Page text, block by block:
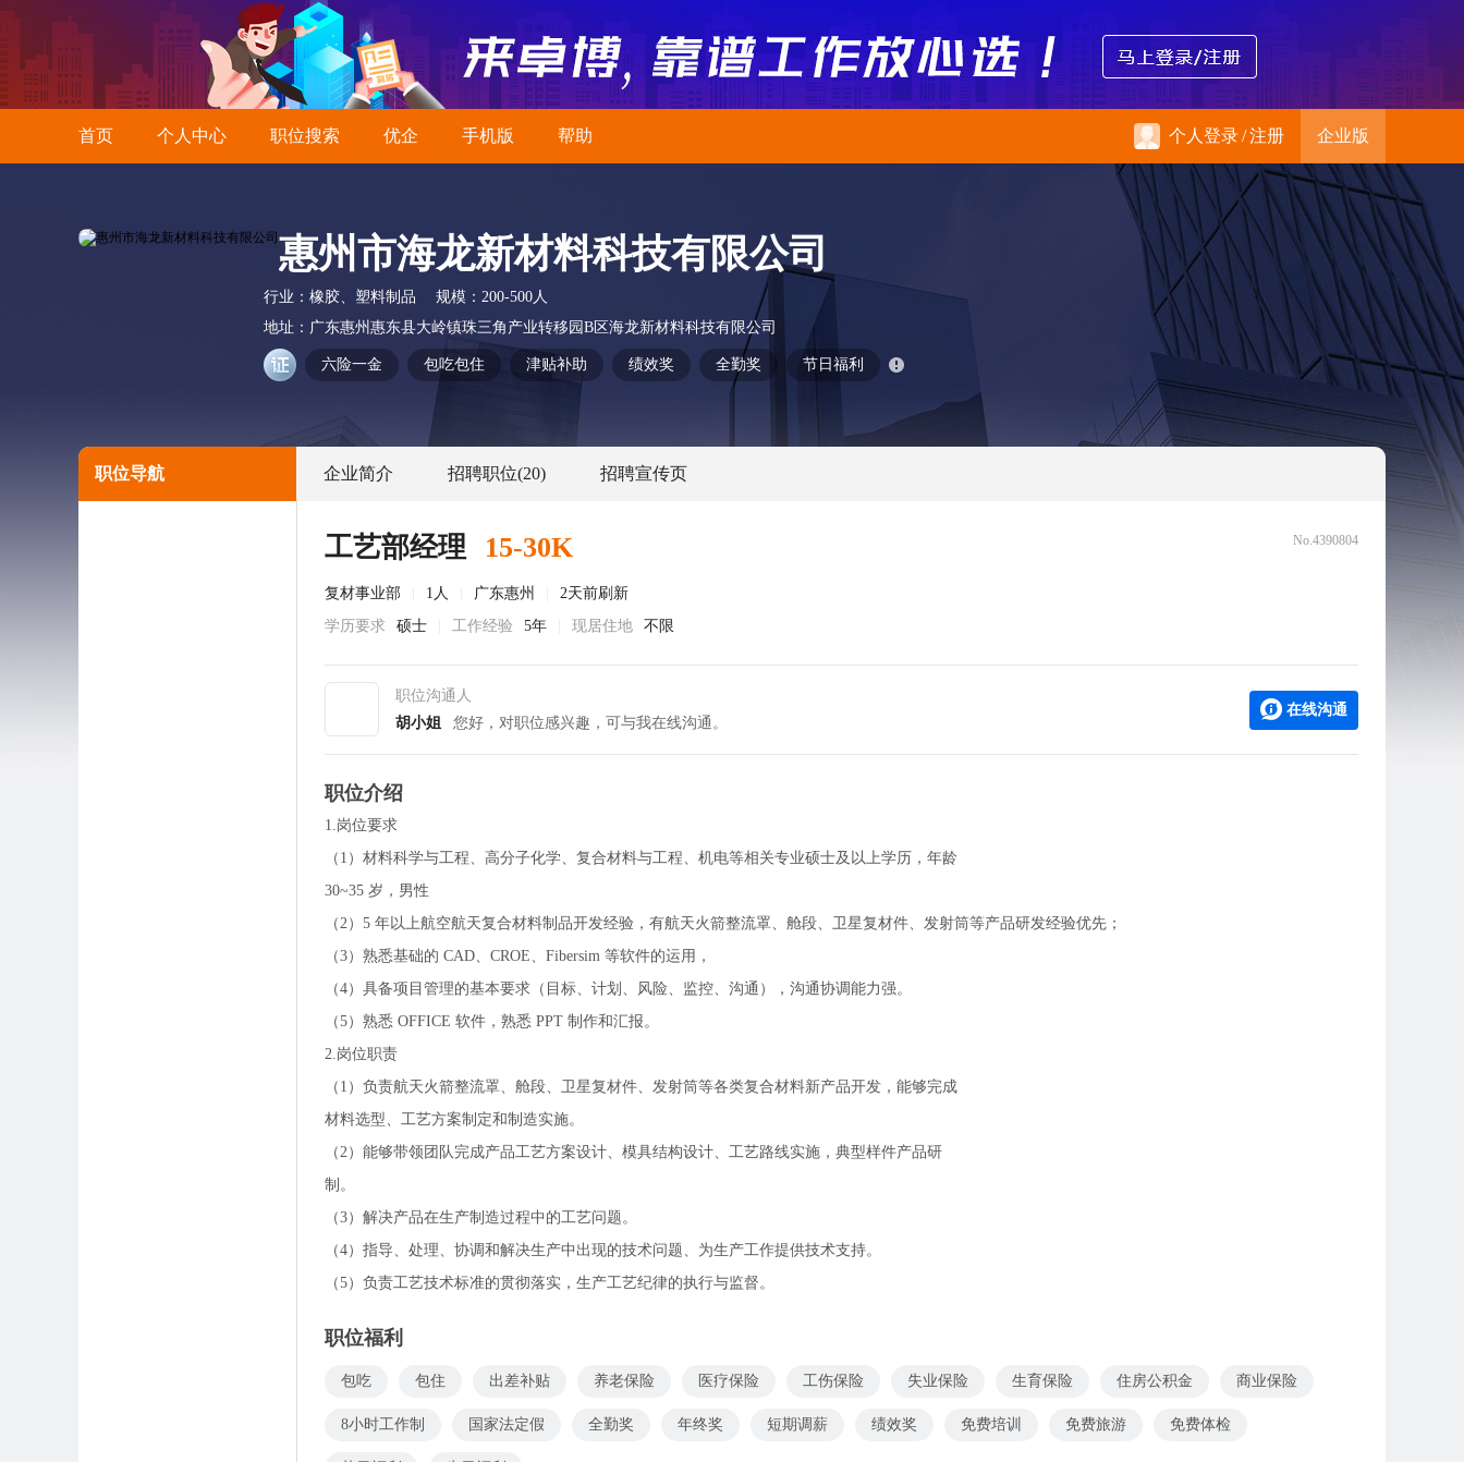
首页 个人中心 职位搜索 优企 手机版 帮助 个人登录/注册 企业版
惠州市海龙新材料科技有限公司
行业： 橡胶、塑料制品 规模： 200-500人
地址： 广东惠州惠东县大岭镇珠三角产业转移园B区海龙新材料科技有限公司
六险一金 包吃包住 津贴补助 绩效奖 全勤奖 节日福利
职位导航 企业简介 招聘职位(20) 招聘宣传页
工艺部经理 15-30K No.4390804
复材事业部 1人 广东惠州
2天前刷新
学历要求
硕士 工作经验 5年 现居住地 不限
职位沟通人
胡小姐
您好，对职位感兴趣，可与我在线沟通。
在线沟通
职位介绍
1.岗位要求
（1）材料科学与工程、高分子化学、复合材料与工程、机电等相关专业硕士及以上学历，年龄
30~35 岁，男性
（2）5 年以上航空航天复合材料制品开发经验，有航天火箭整流罩、舱段、卫星复材件、发射筒等产品研发经验优先；
（3）熟悉基础的 CAD、CROE、Fibersim 等软件的运用，
（4）具备项目管理的基本要求（目标、计划、风险、监控、沟通），沟通协调能力强。
（5）熟悉 OFFICE 软件，熟悉 PPT 制作和汇报。
2.岗位职责
（1）负责航天火箭整流罩、舱段、卫星复材件、发射筒等各类复合材料新产品开发，能够完成
材料选型、工艺方案制定和制造实施。
（2）能够带领团队完成产品工艺方案设计、模具结构设计、工艺路线实施，典型样件产品研
制。
（3）解决产品在生产制造过程中的工艺问题。
（4）指导、处理、协调和解决生产中出现的技术问题、为生产工作提供技术支持。
（5）负责工艺技术标准的贯彻落实，生产工艺纪律的执行与监督。
职位福利
包吃 包住 出差补贴 养老保险 医疗保险 工伤保险 失业保险 生育保险 住房公积金 商业保险
8小时工作制 国家法定假 全勤奖 年终奖 短期调薪 绩效奖 免费培训 免费旅游 免费体检